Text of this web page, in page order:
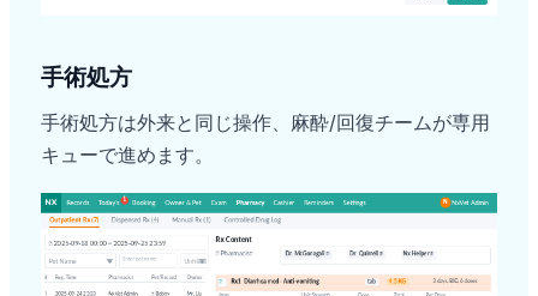
手術処方
手術処方は外来と同じ操作、麻酔/回復チームが専用
キューで進めます。